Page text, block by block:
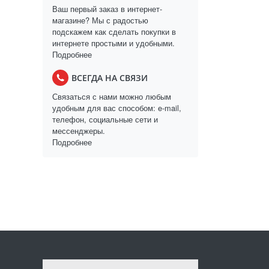
Ваш первый заказ в интернет-
магазине? Мы с радостью
подскажем как сделать покупки в
интернете простыми и удобными.
Подробнее
ВСЕГДА НА СВЯЗИ
Связаться с нами можно любым
удобным для вас способом: e-mail,
телефон, социальные сети и
мессенджеры.
Подробнее